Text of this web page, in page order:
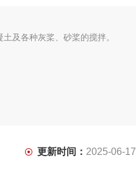
及各种灰桨、砂桨的搅拌。
更新时间： 2025-06-17